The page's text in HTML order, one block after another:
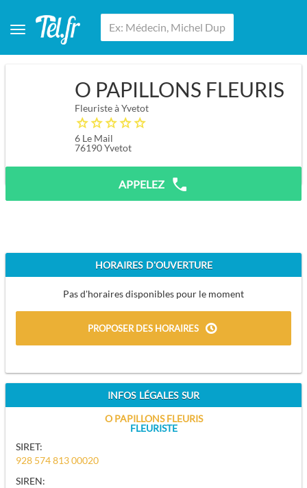
O PAPILLONS FLEURIS
Fleuriste à Yvetot
6 Le Mail
76190Yvetot
APPELEZ
HORAIRES D'OUVERTURE
Pas d'horaires disponibles pour le moment
PROPOSER DES HORAIRES
INFOS LÉGALES SUR
O PAPILLONS FLEURIS
FLEURISTE
SIRET:
928 574 813 00020
SIREN: